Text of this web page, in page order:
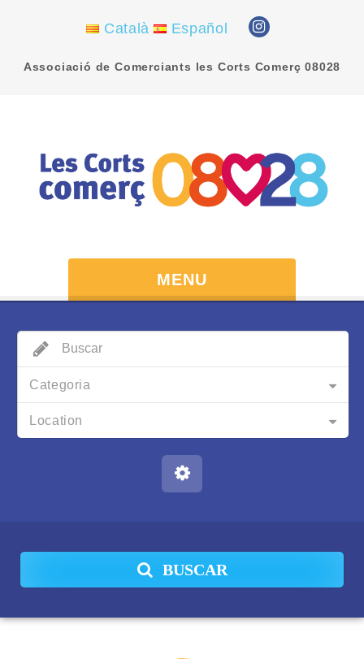
Català Español
Associació de Comerciants les Corts Comerç 08028
MENU
Categoria
Location
BUSCAR